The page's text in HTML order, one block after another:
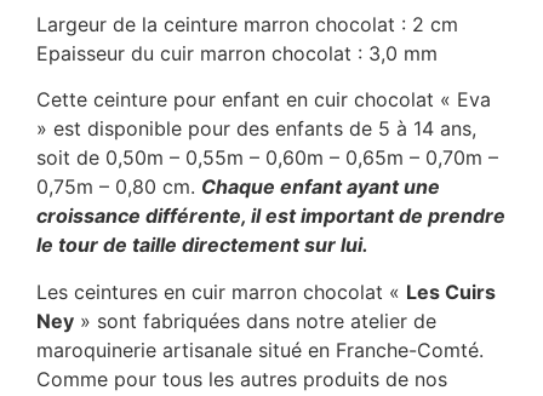
Largeur de la ceinture marron chocolat : 2 cm
Epaisseur du cuir marron chocolat : 3,0 mm
Cette ceinture pour enfant en cuir chocolat « Eva
» est disponible pour des enfants de 5 à 14 ans,
soit de 0,50m – 0,55m – 0,60m – 0,65m – 0,70m –
0,75m – 0,80 cm. Chaque enfant ayant une
croissance différente, il est important de prendre
le tour de taille directement sur lui.
Les ceintures en cuir marron chocolat « Les Cuirs
Ney » sont fabriquées dans notre atelier de
maroquinerie artisanale situé en Franche-Comté.
Comme pour tous les autres produits de nos